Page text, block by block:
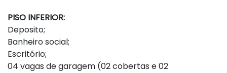
PISO INFERIOR:
Deposito;
Banheiro social;
Escritório;
04 vagas de garagem (02 cobertas e 02